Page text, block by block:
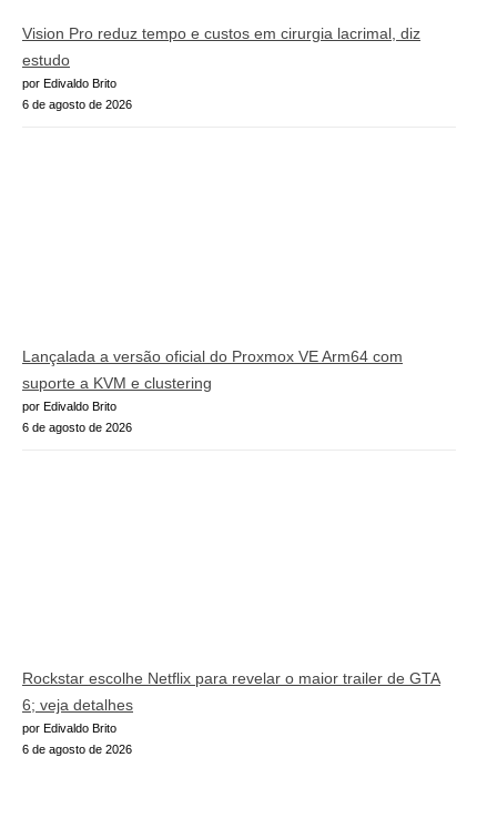
Vision Pro reduz tempo e custos em cirurgia lacrimal, diz
estudo
por Edivaldo Brito
6 de agosto de 2026
Lançalada a versão oficial do Proxmox VE Arm64 com
suporte a KVM e clustering
por Edivaldo Brito
6 de agosto de 2026
Rockstar escolhe Netflix para revelar o maior trailer de GTA
6; veja detalhes
por Edivaldo Brito
6 de agosto de 2026